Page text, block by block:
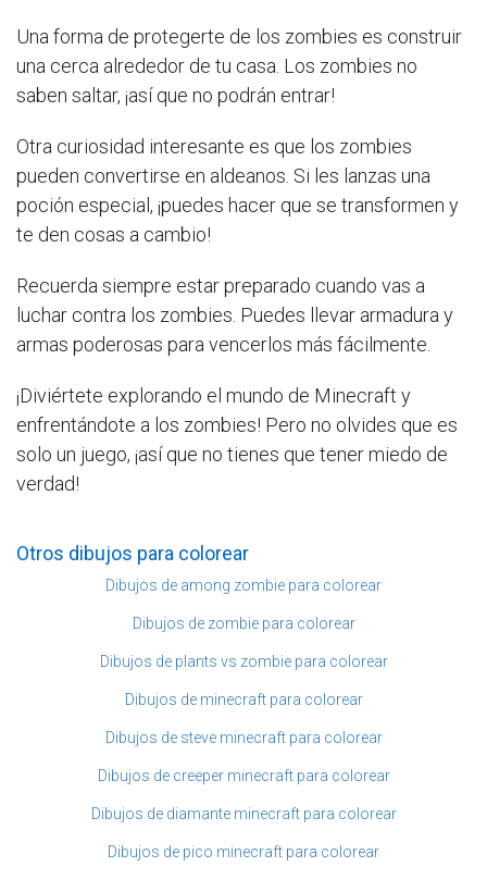
Una forma de protegerte de los zombies es construir
una cerca alrededor de tu casa. Los zombies no
saben saltar, ¡así que no podrán entrar!
Otra curiosidad interesante es que los zombies
pueden convertirse en aldeanos. Si les lanzas una
poción especial, ¡puedes hacer que se transformen y
te den cosas a cambio!
Recuerda siempre estar preparado cuando vas a
luchar contra los zombies. Puedes llevar armadura y
armas poderosas para vencerlos más fácilmente.
¡Diviértete explorando el mundo de Minecraft y
enfrentándote a los zombies! Pero no olvides que es
solo un juego, ¡así que no tienes que tener miedo de
verdad!
Otros dibujos para colorear
Dibujos de among zombie para colorear
Dibujos de zombie para colorear
Dibujos de plants vs zombie para colorear
Dibujos de minecraft para colorear
Dibujos de steve minecraft para colorear
Dibujos de creeper minecraft para colorear
Dibujos de diamante minecraft para colorear
Dibujos de pico minecraft para colorear